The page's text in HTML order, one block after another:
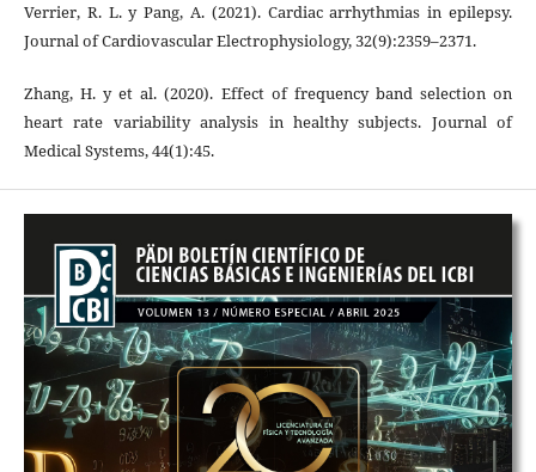
Verrier, R. L. y Pang, A. (2021). Cardiac arrhythmias in epilepsy.
Journal of Cardiovascular Electrophysiology, 32(9):2359–2371.
Zhang, H. y et al. (2020). Effect of frequency band selection on
heart rate variability analysis in healthy subjects. Journal of
Medical Systems, 44(1):45.